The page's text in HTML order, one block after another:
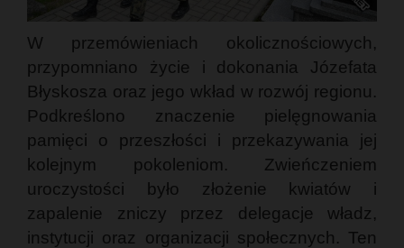
W przemówieniach okolicznościowych,
przypomniano życie i dokonania Józefata
Błyskosza oraz jego wkład w rozwój regionu.
Podkreślono znaczenie pielęgnowania
pamięci o przeszłości i przekazywania jej
kolejnym pokoleniom. Zwieńczeniem
uroczystości było złożenie kwiatów i
zapalenie zniczy przez delegacje władz,
instytucji oraz organizacji społecznych. Ten